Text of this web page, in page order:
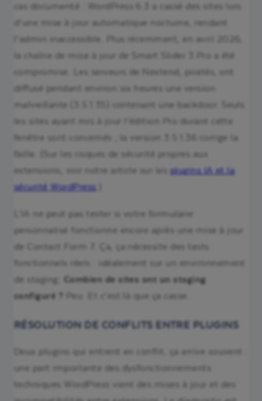
cas documenté : WordPress 6.3 a cassé des sites lors
d’une mise à jour automatique nocturne, rendant
l’admin inaccessible. Plus récemment, en avril 2026,
la chaîne de mise à jour de Smart Slider 3 Pro a été
compromise. Les serveurs de Nextend, piratés, ont
diffusé pendant environ six heures une version
malveillante (3.5.1.35) contenant une backdoor. Seuls
les sites ayant mis à jour l’édition Pro durant cette
fenêtre sont concernés ; la version 3.5.1.36 corrige la
faille. (Sur les risques de sécurité propres aux
extensions, voir notre article sur les plugins IA et la
sécurité WordPress
L’IA ne peut pas tester si votre formulaire
personnalisé fonctionne encore après une mise à jour
de Contact Form 7. Ça, ça nécessite des tests
fonctionnels réels : idéalement sur un environnement
de staging.
Combien de sites ont un staging
configuré ?
Peu. Et c’est là que ça casse.
RÉSOLUTION DE CONFLITS ENTRE PLUGINS
Deux plugins qui entrent en conflit, ça arrive souvent :
une part importante des dysfonctionnements
techniques WordPress vient des mises à jour et des